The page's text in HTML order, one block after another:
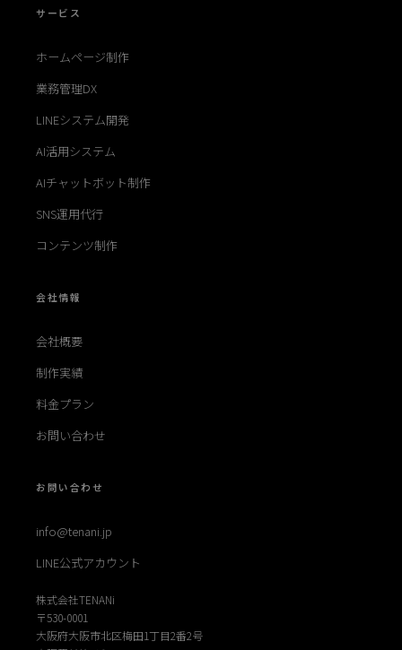
サービス
ホームページ制作
業務管理DX
LINEシステム開発
AI活用システム
AIチャットボット制作
SNS運用代行
コンテンツ制作
会社情報
会社概要
制作実績
料金プラン
お問い合わせ
お問い合わせ
info@tenani.jp
LINE公式アカウント
株式会社TENANi
〒530-0001
大阪府大阪市北区梅田1丁目2番2号